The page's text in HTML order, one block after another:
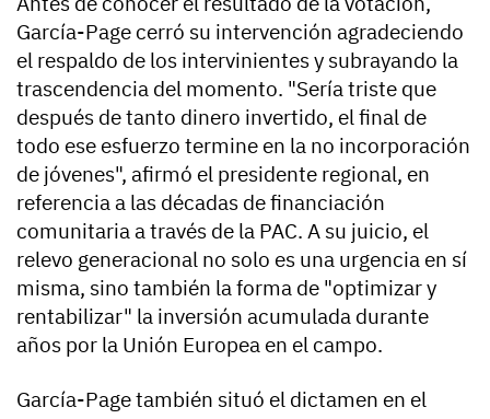
García-Page cerró su intervención agradeciendo
el respaldo de los intervinientes y subrayando la
trascendencia del momento. "Sería triste que
después de tanto dinero invertido, el final de
todo ese esfuerzo termine en la no incorporación
de jóvenes", afirmó el presidente regional, en
referencia a las décadas de financiación
comunitaria a través de la PAC. A su juicio, el
relevo generacional no solo es una urgencia en sí
misma, sino también la forma de "optimizar y
rentabilizar" la inversión acumulada durante
años por la Unión Europea en el campo.
García-Page también situó el dictamen en el